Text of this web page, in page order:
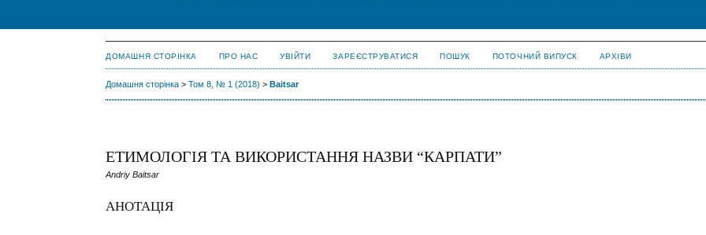
ДОМАШНЯ СТОРІНКА ПРО НАС УВІЙТИ ЗАРЕЄСТРУВАТИСЯ ПОШУК ПОТОЧНИЙ ВИПУСК АРХІВИ
Домашня сторінка >Том 8, № 1 (2018) >Baitsar
ЕТИМОЛОГІЯ ТА ВИКОРИСТАННЯ НАЗВИ “КАРПАТИ”
Andriy Baitsar
АНОТАЦІЯ